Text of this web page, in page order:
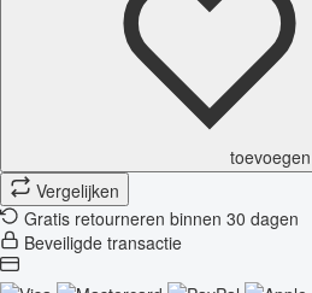
toevoegen
Vergelijken
Gratis retourneren binnen 30 dagen
Beveiligde transactie